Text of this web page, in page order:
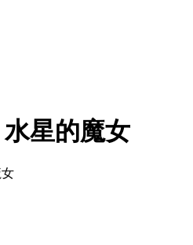
星的魔女